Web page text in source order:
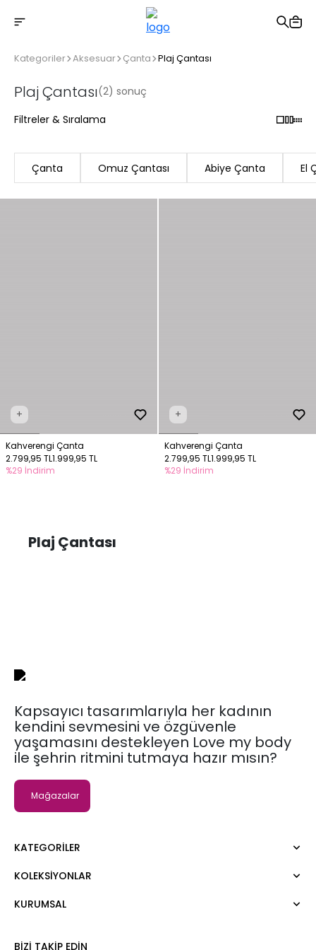
2500 TL üzeri ücretsiz kargo
Kategoriler Aksesuar Çanta Plaj Çantası
Plaj Çantası(2) sonuç
Filtreler & Sıralama
Çanta Omuz Çantası Abiye Çanta El
+
Kahverengi Çanta
2.799,95 TL1.999,95 TL
%29 İndirim
+
Kahverengi Çanta
2.799,95 TL1.999,95 TL
%29 İndirim
Plaj Çantası
Kapsayıcı tasarımlarıyla her kadının
kendini sevmesini ve özgüvenle
yaşamasını destekleyen Love my body
ile şehrin ritmini tutmaya hazır mısın?
Mağazalar
KATEGORILER
Elbise
KOLEKSIYONLAR
Moda Tutkusu
KURUMSAL
BIZI TAKIP EDIN